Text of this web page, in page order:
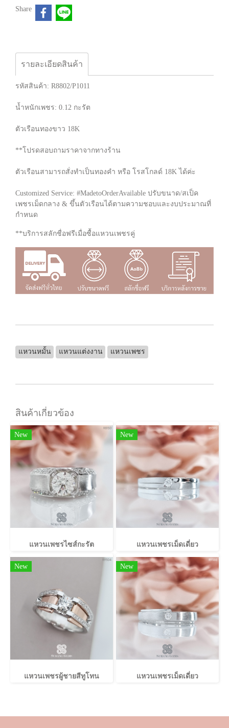
Share
รายละเอียดสินค้า
รหัสสินค้า: R8802/P1011
น้ำหนักเพชร: 0.12 กะรัต
ตัวเรือนทองขาว 18K
**โปรดสอบถามราคาจากทางร้าน
ตัวเรือนสามารถสั่งทำเป็นทองคำ หรือ โรสโกลด์ 18K ได้ค่ะ
Customized Service: #MadetoOrderAvailable ปรับขนาด/สเป็ค
เพชรเม็ดกลาง & ขึ้นตัวเรือนได้ตามความชอบและงบประมาณที่
กำหนด
**บริการสลักชื่อฟรีเมื่อซื้อแหวนเพชรคู่
แหวนหมั้น แหวนแต่งงาน แหวนเพชร
สินค้าเกี่ยวข้อง
New
แหวนเพชรไซส์กะรัต
New
แหวนเพชรเม็ดเดี่ยว
New
แหวนเพชรผู้ชายสีทูโทน
New
แหวนเพชรเม็ดเดี่ยว